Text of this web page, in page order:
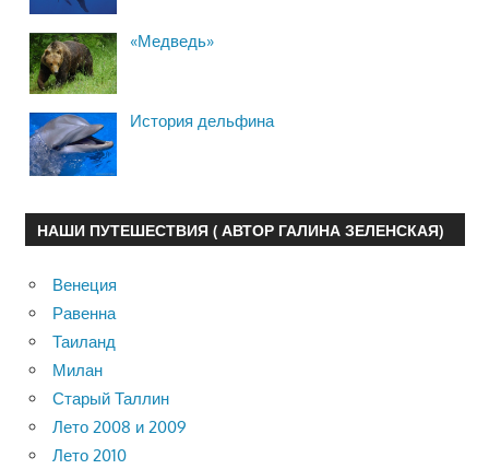
«Медведь»
История дельфина
НАШИ ПУТЕШЕСТВИЯ ( АВТОР ГАЛИНА ЗЕЛЕНСКАЯ)
Венеция
Равенна
Таиланд
Милан
Старый Таллин
Лето 2008 и 2009
Лето 2010